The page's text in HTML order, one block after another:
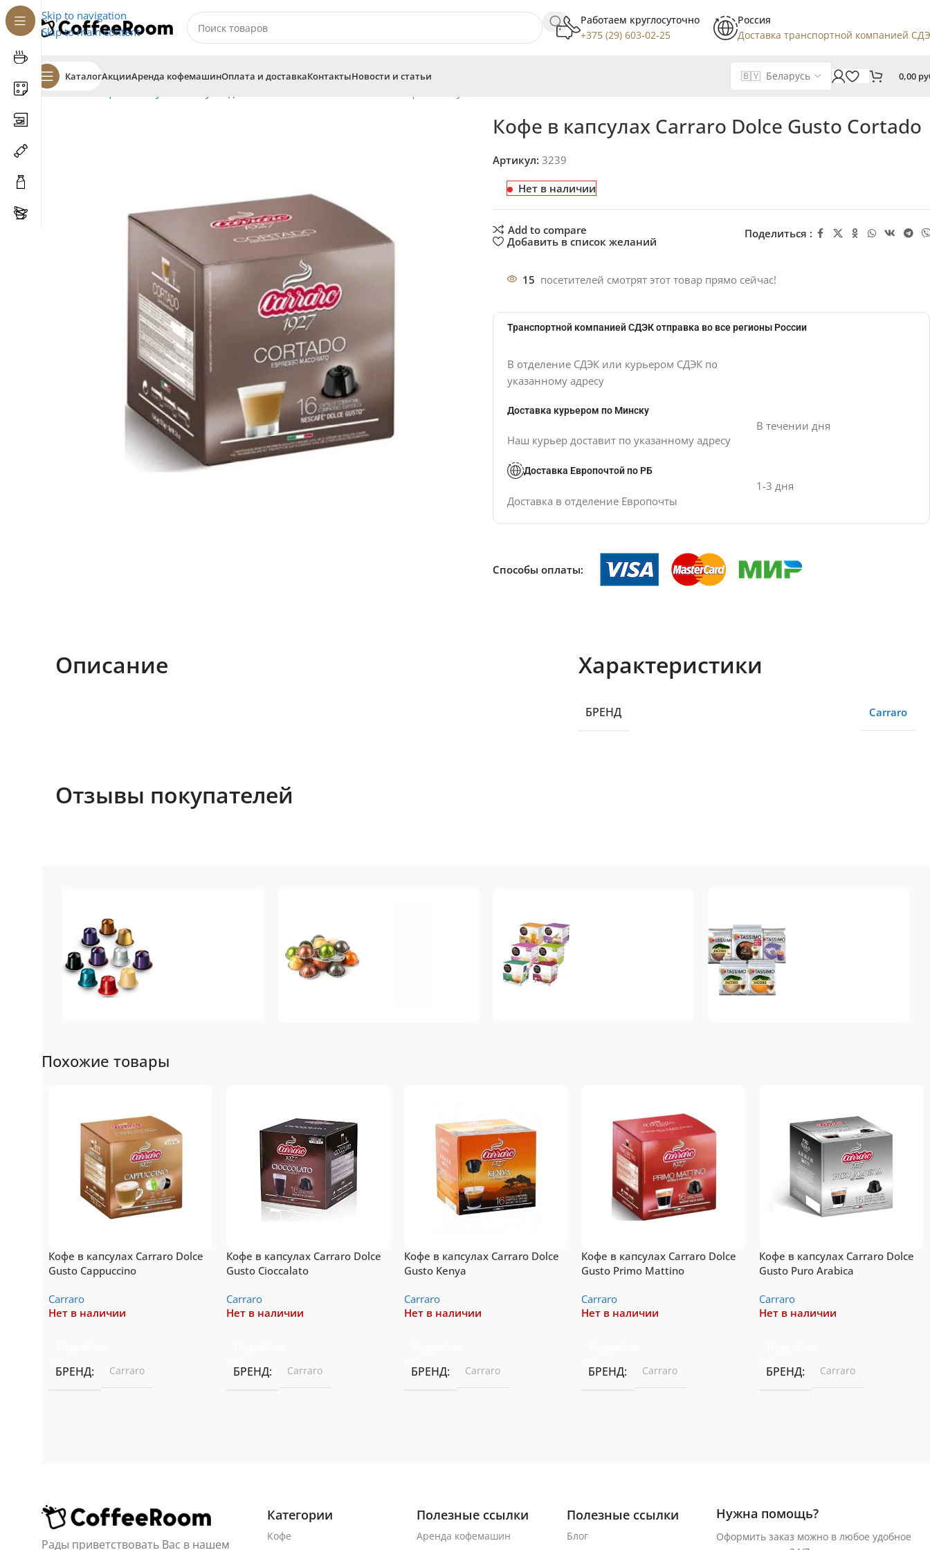
Skip to navigation
Skip to main content
Работаем круглосуточно
+375 (29) 603-02-25
Россия
Доставка транспортной компанией
КаталогАкцииАренда кофемашинОплата и доставкаКонтактыНовости и статьи 0,00
Главная
Кофе в капсулах Carraro Dolce Gusto Cortado
Артикул: 3239
Нет в наличии
Add to compare
Добавить в список желаний
Поделиться :
15 посетителей смотрят этот товар прямо сейчас!
Транспортной компанией СДЭК отправка во все регионы России
В отделение СДЭК или курьером СДЭК по
указанному адресу
Доставка курьером по Минску
Наш курьер доставит по указанному адресу
В течении дня
Доставка Европочтой по РБ
Доставка в отделение Европочты
1-3 дня
Способы оплаты:
Описание Характеристики
БРЕНД Сarraro
Отзывы покупателей
Original
Подробнее
Перейти
Подробнее
Похожие товары
Кофе в капсулах Carraro Dolce
Gusto Cappuccino
Сarraro
Нет в наличии
БРЕНД Сarraro
Кофе в капсулах Carraro Dolce
Gusto Cioccalato
Сarraro
Нет в наличии
БРЕНД Сarraro
Кофе в капсулах Carraro Dolce
Gusto Kenya
Сarraro
Нет в наличии
БРЕНД Сarraro
Кофе в капсулах Carraro Dolce
Gusto Primo Mattino
Сarraro
Нет в наличии
БРЕНД Сarraro
Кофе в капсулах Carraro Dolce
Gusto Puro Arabica
Сarraro
Нет в наличии
БРЕНД Сarraro
Рады приветствовать Вас в нашем
Категории
Кофе
Полезные ссылки
Аренда кофемашин
Полезные ссылки
Блог
Нужна помощь?
Оформить заказ можно в любое удобное